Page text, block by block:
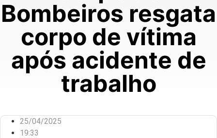
Bombeiros resgata
corpo de vítima
após acidente de
trabalho
25/04/2025
19:33